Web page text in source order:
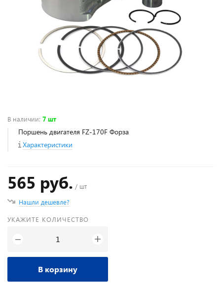
В наличии: 7 шт
Поршень двигателя FZ-170F Форза
Характеристики
565 руб. / шт
Нашли дешевле?
УКАЖИТЕ КОЛИЧЕСТВО
− +
В корзину